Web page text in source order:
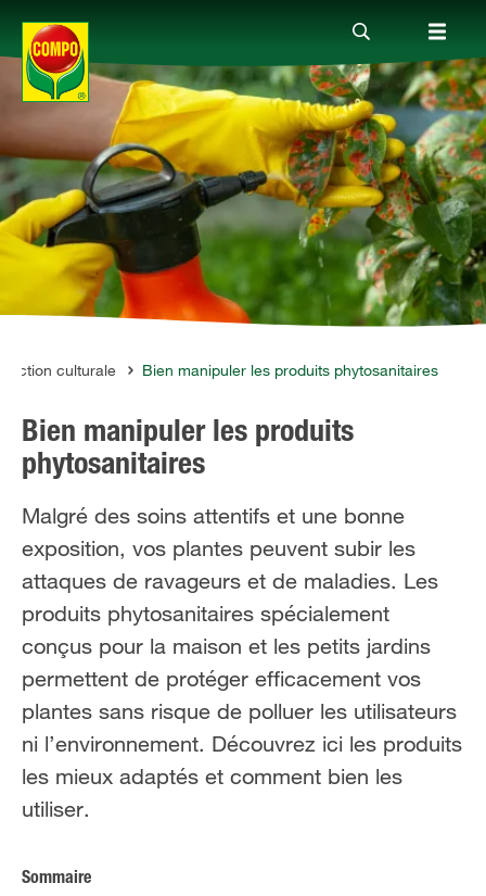
Produits
Conseil
Thèmes
Service
Qui sommes-nous?
culturale Bien manipuler les produits phytosanitaires
Bien manipuler les produits
phytosanitaires
Malgré des soins attentifs et une bonne
exposition, vos plantes peuvent subir les
attaques de ravageurs et de maladies. Les
produits phytosanitaires spécialement
conçus pour la maison et les petits jardins
permettent de protéger efficacement vos
plantes sans risque de polluer les utilisateurs
ni l’environnement. Découvrez ici les produits
les mieux adaptés et comment bien les
utiliser.
Sommaire